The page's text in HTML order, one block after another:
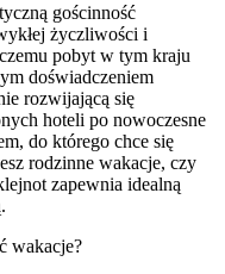
gościnność
życzliwości i
pobyt w tym kraju
doświadczeniem
rozwijającą się
hoteli po nowoczesne
do którego chce się
rodzinne wakacje, czy
zapewnia idealną
wakacje?